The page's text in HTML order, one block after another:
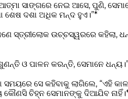
ସାଙ୍ଗରେ ନେଇ ଆସେ, ପୁଣି,
ଶେଷ ଦଶା ଅଧିକ ମନ୍ଦ ହୁଏ।”*
ସ୍ତ୍ରୀଲୋକ ଉଚ୍ଚସ୍ୱରରେ କହିଲା,
ଓ ପାଳନ କରନ୍ତି, ସେମାନେ
ସେ କହିବାକୁ ଲାଗିଲେ, “ଏହି
ଚିହ୍ନ ସେମାନଙ୍କୁ ଦିଆଯିବ